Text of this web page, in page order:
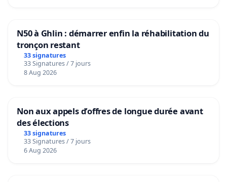
N50 à Ghlin : démarrer enfin la réhabilitation du
tronçon restant
33 signatures
33 Signatures / 7 jours
8 Aug 2026
Non aux appels d’offres de longue durée avant
des élections
33 signatures
33 Signatures / 7 jours
6 Aug 2026